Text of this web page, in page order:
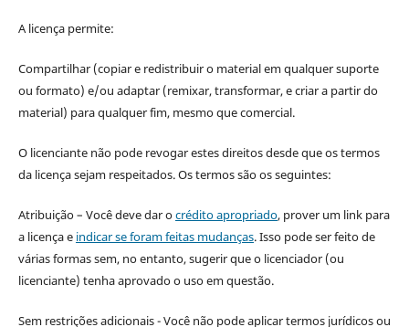
A licença permite:
Compartilhar (copiar e redistribuir o material em qualquer suporte
ou formato) e/ou adaptar (remixar, transformar, e criar a partir do
material) para qualquer fim, mesmo que comercial.
O licenciante não pode revogar estes direitos desde que os termos
da licença sejam respeitados. Os termos são os seguintes:
Atribuição – Você deve dar ocrédito apropriado, prover um link para
a licença e indicar se foram feitas mudanças. Isso pode ser feito de
várias formas sem, no entanto, sugerir que o licenciador (ou
licenciante) tenha aprovado o uso em questão.
Sem restrições adicionais - Você não pode aplicar termos jurídicos ou